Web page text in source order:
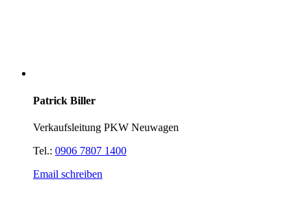
Patrick Biller
Verkaufsleitung PKW Neuwagen
Tel.: 0906 7807 1400
Email schreiben